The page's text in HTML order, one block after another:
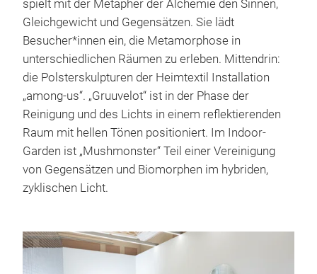
spielt mit der Metapher der Alchemie den Sinnen,
Gleichgewicht und Gegensätzen. Sie lädt
Besucher*innen ein, die Metamorphose in
unterschiedlichen Räumen zu erleben. Mittendrin:
die Polsterskulpturen der Heimtextil Installation
„among-us“. „Gruuvelot“ ist in der Phase der
Reinigung und des Lichts in einem reflektierenden
Raum mit hellen Tönen positioniert. Im Indoor-
Garden ist „Mushmonster“ Teil einer Vereinigung
von Gegensätzen und Biomorphen im hybriden,
zyklischen Licht.